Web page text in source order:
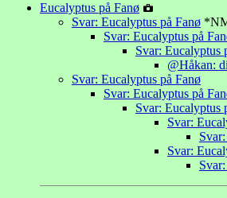
Eucalyptus på Fanø
Svar: Eucalyptus på Fanø
Svar: Eucalyptus på
Svar: Eucalyptus
@Håkan:
Svar: Eucalyptus på Fanø
Svar: Eucalyptus på
Svar: Eucalyptus
Svar:
Svar: